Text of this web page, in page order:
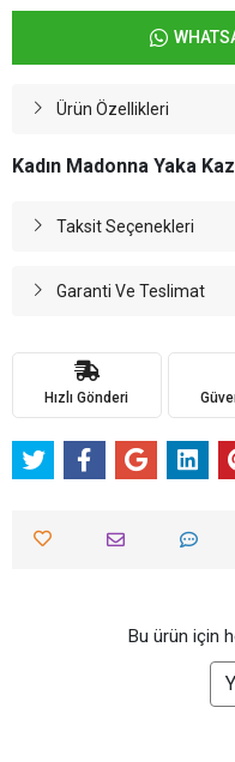
Ürün Özellikleri
Kadın Madonna Yaka
Taksit Seçenekleri
Garanti Ve Teslimat
Hızlı Gönderi
Bu ürün için